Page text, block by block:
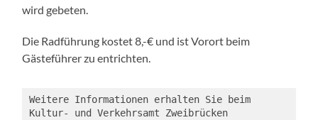
wird gebeten.
Die Radführung kostet 8,-€ und ist Vorort beim
Gästeführer zu entrichten.
Weitere Informationen erhalten Sie beim
Kultur- und Verkehrsamt Zweibrücken